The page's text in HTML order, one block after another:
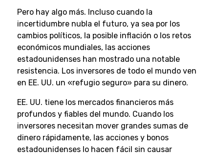
Pero hay algo más. Incluso cuando la
incertidumbre nubla el futuro, ya sea por los
cambios políticos, la posible inflación o los retos
económicos mundiales, las acciones
estadounidenses han mostrado una notable
resistencia. Los inversores de todo el mundo ven
en EE. UU. un «refugio seguro» para su dinero.
EE. UU. tiene los mercados financieros más
profundos y fiables del mundo. Cuando los
inversores necesitan mover grandes sumas de
dinero rápidamente, las acciones y bonos
estadounidenses lo hacen fácil sin causar